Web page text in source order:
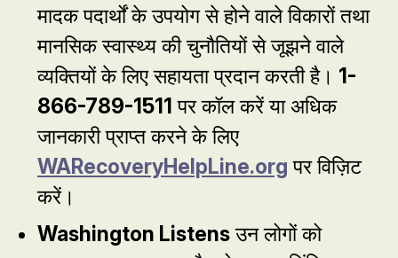
मादक पदार्थों के उपयोग से होने वाले विकारों तथा
मानसिक स्वास्थ्य की चुनौतियों से जूझने वाले
व्यक्तियों के लिए सहायता प्रदान करती है। 1-
866-789-1511 पर कॉल करें या अधिक
जानकारी प्राप्त करने के लिए
WARecoveryHelpLine.org पर विज़िट
करें।
Washington Listensउन लोगों को